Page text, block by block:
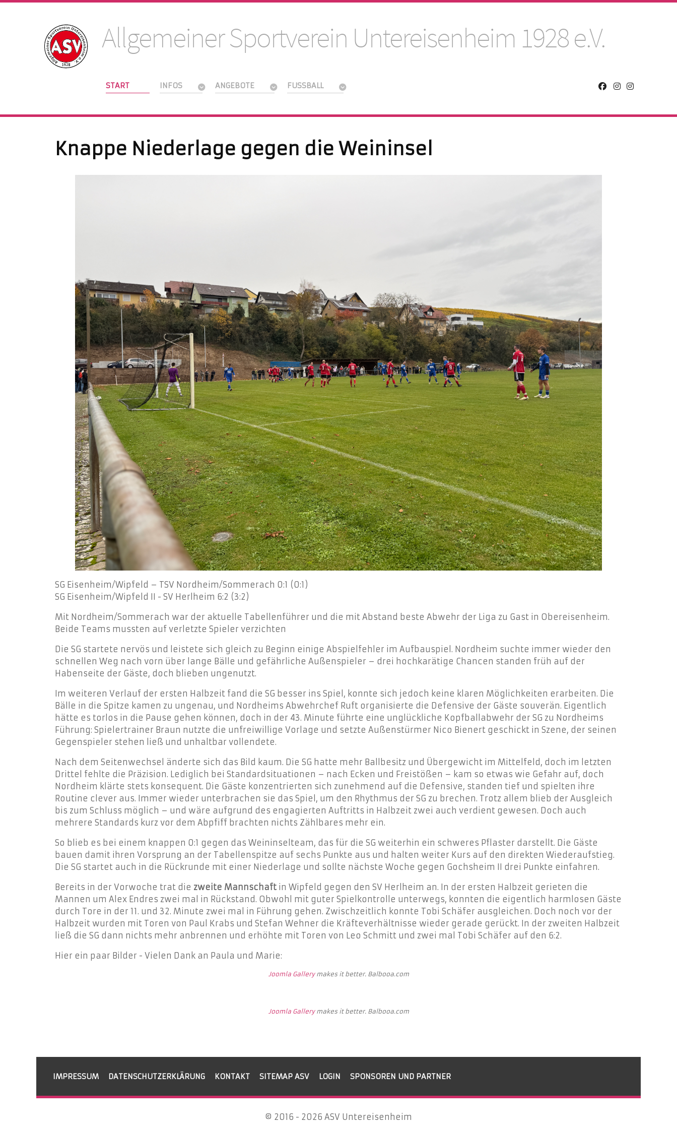
Allgemeiner Sportverein Untereisenheim 1928 e.V.
START INFOS ANGEBOTE FUSSBALL
Knappe Niederlage gegen die Weininsel
SG Eisenheim/Wipfeld – TSV Nordheim/Sommerach 0:1 (0:1)
SG Eisenheim/Wipfeld II - SV Herlheim 6:2 (3:2)
Mit Nordheim/Sommerach war der aktuelle Tabellenführer und die mit Abstand beste Abwehr der Liga zu Gast in Obereisenheim.
Beide Teams mussten auf verletzte Spieler verzichten
Die SG startete nervös und leistete sich gleich zu Beginn einige Abspielfehler im Aufbauspiel. Nordheim suchte immer wieder den
schnellen Weg nach vorn über lange Bälle und gefährliche Außenspieler – drei hochkarätige Chancen standen früh auf der
Habenseite der Gäste, doch blieben ungenutzt.
Im weiteren Verlauf der ersten Halbzeit fand die SG besser ins Spiel, konnte sich jedoch keine klaren Möglichkeiten erarbeiten. Die
Bälle in die Spitze kamen zu ungenau, und Nordheims Abwehrchef Ruft organisierte die Defensive der Gäste souverän. Eigentlich
hätte es torlos in die Pause gehen können, doch in der 43. Minute führte eine unglückliche Kopfballabwehr der SG zu Nordheims
Führung: Spielertrainer Braun nutzte die unfreiwillige Vorlage und setzte Außenstürmer Nico Bienert geschickt in Szene, der seinen
Gegenspieler stehen ließ und unhaltbar vollendete.
Nach dem Seitenwechsel änderte sich das Bild kaum. Die SG hatte mehr Ballbesitz und Übergewicht im Mittelfeld, doch im letzten
Drittel fehlte die Präzision. Lediglich bei Standardsituationen – nach Ecken und Freistößen – kam so etwas wie Gefahr auf, doch
Nordheim klärte stets konsequent. Die Gäste konzentrierten sich zunehmend auf die Defensive, standen tief und spielten ihre
Routine clever aus. Immer wieder unterbrachen sie das Spiel, um den Rhythmus der SG zu brechen. Trotz allem blieb der Ausgleich
bis zum Schluss möglich – und wäre aufgrund des engagierten Auftritts in Halbzeit zwei auch verdient gewesen. Doch auch
mehrere Standards kurz vor dem Abpfiff brachten nichts Zählbares mehr ein.
So blieb es bei einem knappen 0:1 gegen das Weininselteam, das für die SG weiterhin ein schweres Pflaster darstellt. Die Gäste
bauen damit ihren Vorsprung an der Tabellenspitze auf sechs Punkte aus und halten weiter Kurs auf den direkten Wiederaufstieg.
Die SG startet auch in die Rückrunde mit einer Niederlage und sollte nächste Woche gegen Gochsheim II drei Punkte einfahren.
Bereits in der Vorwoche trat die zweite Mannschaft in Wipfeld gegen den SV Herlheim an. In der ersten Halbzeit gerieten die
Mannen um Alex Endres zwei mal in Rückstand. Obwohl mit guter Spielkontrolle unterwegs, konnten die eigentlich harmlosen Gäste
durch Tore in der 11. und 32. Minute zwei mal in Führung gehen. Zwischzeitlich konnte Tobi Schäfer ausgleichen. Doch noch vor der
Halbzeit wurden mit Toren von Paul Krabs und Stefan Wehner die Kräfteverhältnisse wieder gerade gerückt. In der zweiten Halbzeit
ließ die SG dann nichts mehr anbrennen und erhöhte mit Toren von Leo Schmitt und zwei mal Tobi Schäfer auf den 6:2.
Hier ein paar Bilder - Vielen Dank an Paula und Marie:
Joomla Gallerymakes it better. Balbooa.com
Joomla Gallerymakes it better. Balbooa.com
IMPRESSUM DATENSCHUTZERKLÄRUNG KONTAKT SITEMAP ASV LOGIN SPONSOREN UND PARTNER
© 2016 - 2026 ASV Untereisenheim